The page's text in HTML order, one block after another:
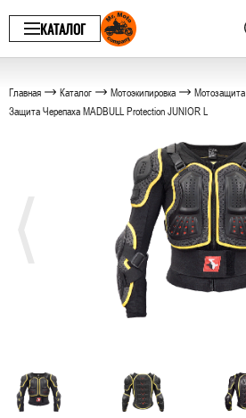
КАТАЛОГ
Главная Каталог Мотоэкипировка
Мотозащита
Защита Черепаха MADBULL Protection JUNIOR L